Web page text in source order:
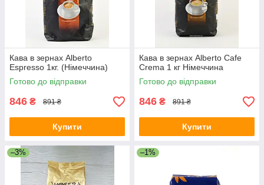
Кава в зернах Alberto
Espresso 1кг. (Німеччина)
Готово до відправки
846 ₴ 891 ₴
Купити
Кава в зернах Alberto Cafe
Crema 1 кг Німеччина
Готово до відправки
846 ₴ 891 ₴
Купити
–3% –1%